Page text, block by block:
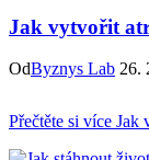
Jak vytvořit
OdByznys Lab 26.
Přečtěte si více Jak